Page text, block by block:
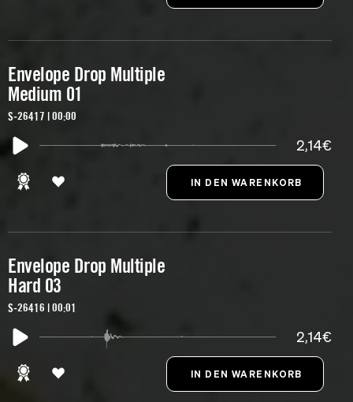
Envelope Drop Multiple
Medium 01
S-26417 | 00:00
2,14€
Envelope Drop Multiple
Hard 03
S-26416 | 00:01
2,14€